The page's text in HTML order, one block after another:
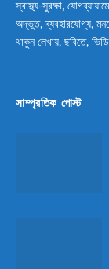
স্বাস্থ্য-সুরক্ষা,
অদ্ভুত, ব্যবহারযোগ্য,
থাকুন লেখায়, ছবিতে,
সাম্প্রতিক পোস্ট